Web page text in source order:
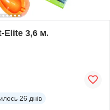
Elite 3,6 м.
26 днів